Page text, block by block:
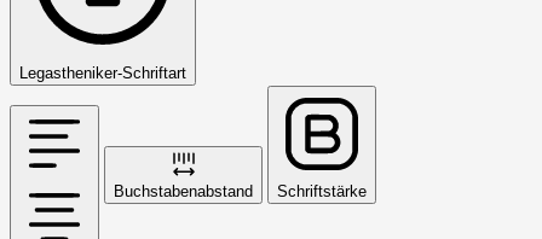
Legastheniker-Schriftart
Buchstabenabstand Schriftstärke